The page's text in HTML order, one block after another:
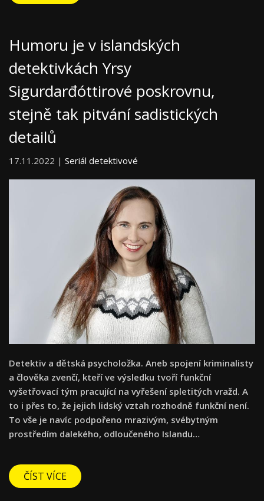
Humoru je v islandských
detektivkách Yrsy
Sigurdarđóttirové poskrovnu,
stejně tak pitvání sadistických
detailů
17.11.2022 | Seriál detektivové
Detektiv a dětská psycholožka. Aneb spojení kriminalisty
a člověka zvenčí, kteří ve výsledku tvoří funkční
vyšetřovací tým pracující na vyřešení spletitých vražd. A
to i přes to, že jejich lidský vztah rozhodně funkční není.
To vše je navíc podpořeno mrazivým, svébytným
prostředím dalekého, odloučeného Islandu…
ČÍST VÍCE